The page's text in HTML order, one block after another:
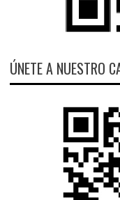
ÚNETE A NUESTRO